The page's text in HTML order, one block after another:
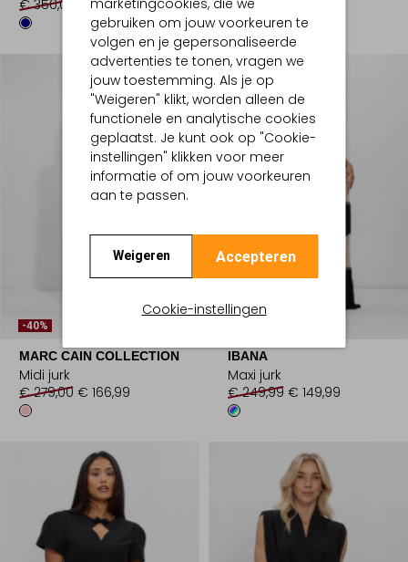
gebruiken om jouw voorkeuren te
volgen en je gepersonaliseerde
advertenties te tonen, vragen we
jouw toestemming. Als je op
"Weigeren" klikt, worden alleen de
functionele en analytische cookies
geplaatst. Je kunt ook op "Cookie-
instellingen" klikken voor meer
informatie of om jouw voorkeuren
aan te passen.
Weigeren Accepteren
Cookie-instellingen
€ 350,00
€ 174,99
€ 229,99
-40%
MARC CAIN COLLECTION
Midi jurk
€ 279,00 € 166,99
Laatste Maten
IBANA
Maxi jurk
€ 249,99 € 149,99